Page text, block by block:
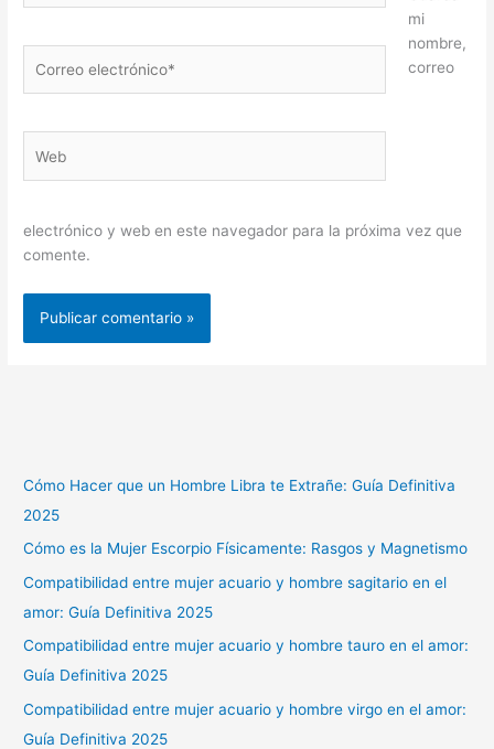
electrónico*
mi
nombre,
correo
electrónico y web en este navegador para la próxima vez que
comente.
Cómo Hacer que un Hombre Libra te Extrañe: Guía Definitiva
2025
Cómo es la Mujer Escorpio Físicamente: Rasgos y Magnetismo
Compatibilidad entre mujer acuario y hombre sagitario en el
amor: Guía Definitiva 2025
Compatibilidad entre mujer acuario y hombre tauro en el amor:
Guía Definitiva 2025
Compatibilidad entre mujer acuario y hombre virgo en el amor:
Guía Definitiva 2025